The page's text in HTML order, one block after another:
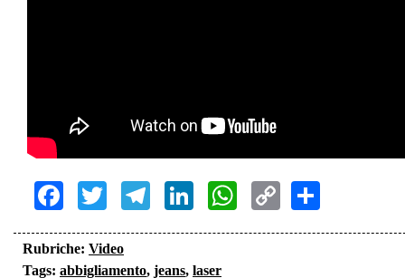
Facebook
TwitterTelegram
LinkedInWhatsApp
Copy
Link
Rubriche: Video
Tags: abbigliamento, jeans, laser